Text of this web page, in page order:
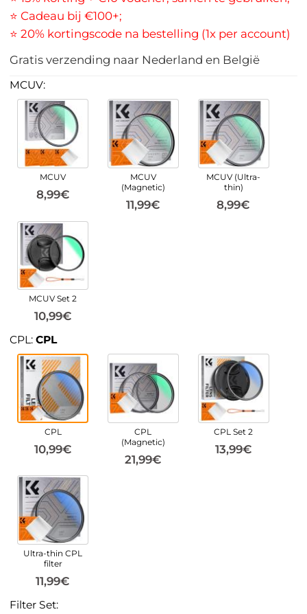
⭐ Cadeau bij €100+;
⭐ 20% kortingscode na bestelling (1x per account)
Gratis verzending naar Nederland en België
MCUV:
MCUV
8,99€
MCUV
(Magnetic)
11,99€
MCUV (Ultra-
thin)
8,99€
MCUV Set 2
10,99€
CPL:CPL
CPL
10,99€
CPL
(Magnetic)
21,99€
CPL Set 2
13,99€
Ultra-thin CPL
filter
11,99€
Filter Set: